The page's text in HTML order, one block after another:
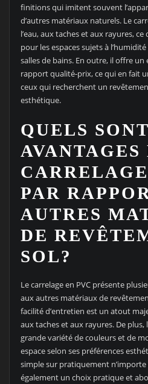
finitions qui imitent souvent
d’autres matériaux naturels. Le
l’eau, aux taches et aux rayures,
pour les espaces sujets à
salles de bains. En outre, il offre
rapport qualité-prix, ce qui en fait
ceux qui recherchent un
esthétique.
QUELS
AVANTAGES
PAR
AUTRES
DE
SOL?
Le carrelage en PVC présente
aux autres matériaux de
facilité d’entretien est un atout
aux taches et aux rayures. De plus,
grande variété de couleurs et de
espace selon ses préférences
simple sur pratiquement
également un choix pratique et